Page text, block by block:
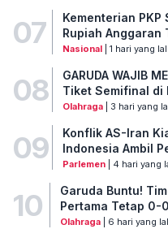
07
Kementerian PKP
Rupiah Anggaran
Nasional| 1 hari yang
08
GARUDA WAJIB
Tiket Semifinal di
Olahraga| 3 hari yang
09
Konflik AS-Iran
Indonesia Ambil
Parlemen| 4 hari yang
10
Garuda Buntu!
Pertama Tetap 0-0
Olahraga| 6 hari yang